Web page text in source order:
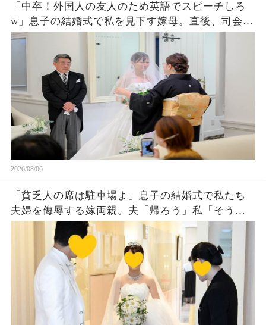
「中卒！外国人の友人のため英語でスピーチしろ
w」息子の結婚式で私を見下す嫁母。直後、司会が
私を名前を呼ぶと外国人「久しぶりダネ、社
長！」嫁母「え？」→壇上で完璧な英語を私がペ
ラペラ話した結果
2026/08/06
「貧乏人の席は駐車場よ」息子の結婚式で私たち
夫婦を侮辱する嫁両親。夫「帰ろう」私「そう
ね…」翌日、ある衝撃の事実を知った嫁両親から
大量着信が…w